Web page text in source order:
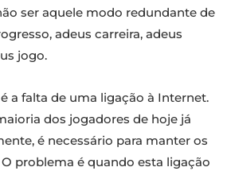
ser aquele modo redundante de
adeus carreira, adeus
jogo.
a falta de uma ligação à Internet.
dos jogadores de hoje já
é necessário para manter os
problema é quando esta ligação